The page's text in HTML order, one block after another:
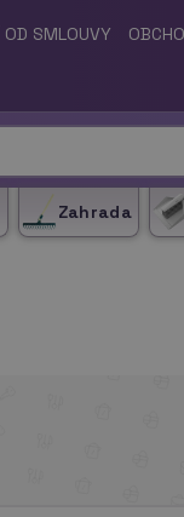
OD SMLOUVY
Zahrada